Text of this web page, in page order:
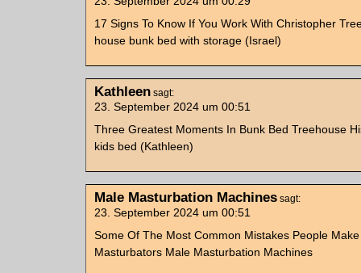
17 Signs To Know If You Work With Christopher
house bunk bed with storage (Israel)
Kathleen sagt:
23. September 2024 um 00:51
Three Greatest Moments In Bunk Bed Treehouse
kids bed (Kathleen)
Male Masturbation Machines sagt:
23. September 2024 um 00:51
Some Of The Most Common Mistakes People
Masturbators Male Masturbation Machines